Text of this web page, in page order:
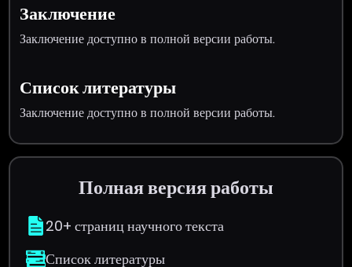
Заключение
Заключение доступно в полной версии работы.
Список литературы
Заключение доступно в полной версии работы.
Полная версия работы
20+ страниц научного текста
Список литературы